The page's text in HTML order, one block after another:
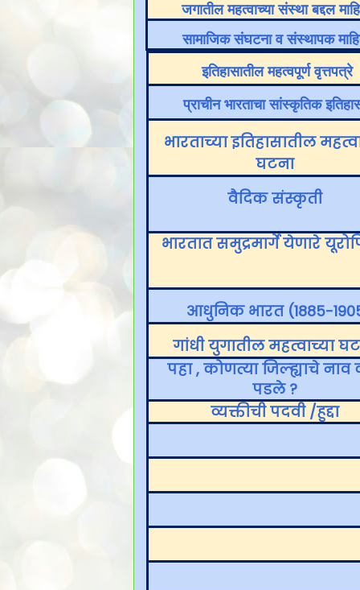
जगातील महत्वाच्या संस्था बद्दल
सामाजिक संघटना व संस्थापक
इतिहासातील महत्वपूर्ण वृत्तपत्रे
प्राचीन भारताचा सांस्कृतिक
भारताच्या इतिहासातील
घटना
वैदिक संस्कृती
भारतात समुद्रमार्गे येणारे
आधुनिक भारत (1885-
गांधी युगातील महत्वाच्या
पहा , कोणत्या जिल्ह्याचे
पडले ?
व्यक्तीची पदवी /हुद्दा